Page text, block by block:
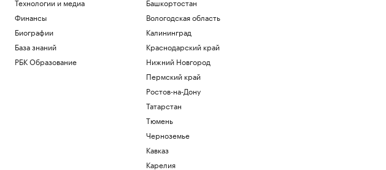
Финансы
Биографии
База знаний
РБК Образование
Вологодская область
Калининград
Краснодарский край
Нижний Новгород
Пермский край
Ростов-на-Дону
Татарстан
Тюмень
Черноземье
Кавказ
Карелия